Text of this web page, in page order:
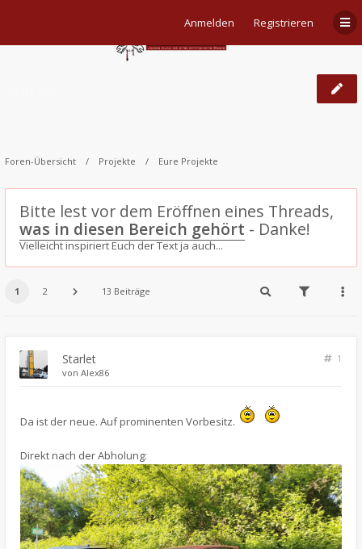
Anmelden Registrieren
Foren-Übersicht Projekte Eure Projekte
Bitte lest vor dem Eröffnen eines Threads,
was in diesen Bereich gehört - Danke!
Vielleicht inspiriert Euch der Text ja auch...
1 2 13 Beiträge
Starlet
1
von Alex86
Da ist der neue. Auf prominenten Vorbesitz.
Direkt nach der Abholung: